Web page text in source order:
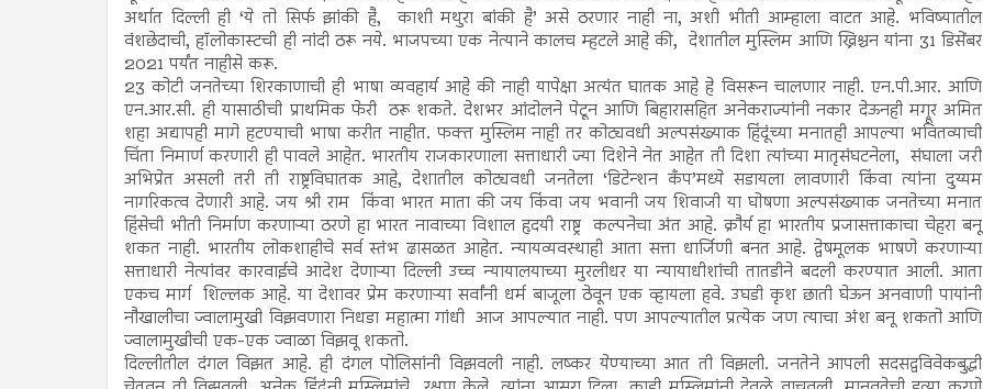
अर्थात दिल्ली ही ‘ये तो सिर्फ झांकी है, काशी मथुरा बांकी है’ असे ठरणार नाही ना, अशी भीती आम्हाला वाटत आहे. भविष्यातील
वंशछेदाची, हॉलोकास्टची ही नांदी ठरू नये. भाजपच्या एक नेत्याने कालच म्हटले आहे की, देशातील मुस्लिम आणि ख्रिश्चन यांना 31 डिसेंबर
2021 पर्यंत नाहीसे करू.
23 कोटी जनतेच्या शिरकाणाची ही भाषा व्यवहार्य आहे की नाही यापेक्षा अत्यंत घातक आहे हे विसरून चालणार नाही. एन.पी.आर. आणि
एन.आर.सी. ही यासाठीची प्राथमिक फेरी ठरू शकते. देशभर आंदोलने पेटून आणि बिहारासहित अनेकराज्यांनी नकार देऊनही मग्रूर अमित
शहा अद्यापही मागे हटण्याची भाषा करीत नाहीत. फक्त मुस्लिम नाही तर कोट्यवधी अल्पसंख्याक हिंदूंच्या मनातही आपल्या भवितव्याची
चिंता निमार्ण करणारी ही पावले आहेत. भारतीय राजकारणाला सत्ताधारी ज्या दिशेने नेत आहेत ती दिशा त्यांच्या मातृसंघटनेला, संघाला जरी
अभिप्रेत असली तरी ती राष्ट्रविघातक आहे, देशातील कोट्यवधी जनतेला ‘डिटेन्शन कँप’मध्ये सडायला लावणारी किंवा त्यांना दुय्यम
नागरिकत्व देणारी आहे. जय श्री राम किंवा भारत माता की जय किंवा जय भवानी जय शिवाजी या घोषणा अल्पसंख्याक जनतेच्या मनात
हिंसेची भीती निर्माण करणाऱ्या ठरणे हा भारत नावाच्या विशाल हृदयी राष्ट्र कल्पनेचा अंत आहे. क्रौर्य हा भारतीय प्रजासत्ताकाचा चेहरा बनू
शकत नाही. भारतीय लोकशाहीचे सर्व स्तंभ ढासळत आहेत. न्यायव्यवस्थाही आता सत्ता धार्जिणी बनत आहे. द्वेषमूलक भाषणे करणाऱ्या
सत्ताधारी नेत्यांवर कारवाईचे आदेश देणाऱ्या दिल्ली उच्च न्यायालयाच्या मुरलीधर या न्यायाधीशांची तातडीने बदली करण्यात आली. आता
एकच मार्ग शिल्लक आहे. या देशावर प्रेम करणाऱ्या सर्वांनी धर्म बाजूला ठेवून एक व्हायला हवे. उघडी कृश छाती घेऊन अनवाणी पायांनी
नौखालीचा ज्वालामुखी विझवणारा निधडा महात्मा गांधी आज आपल्यात नाही. पण आपल्यातील प्रत्येक जण त्याचा अंश बनू शकतो आणि
ज्वालामुखीची एक-एक ज्वाळा विझवू शकतो.
दिल्लीतील दंगल विझत आहे. ही दंगल पोलिसांनी विझवली नाही. लष्कर येण्याच्या आत ती विझली. जनतेने आपली सदसद्वविवेकबुद्धी